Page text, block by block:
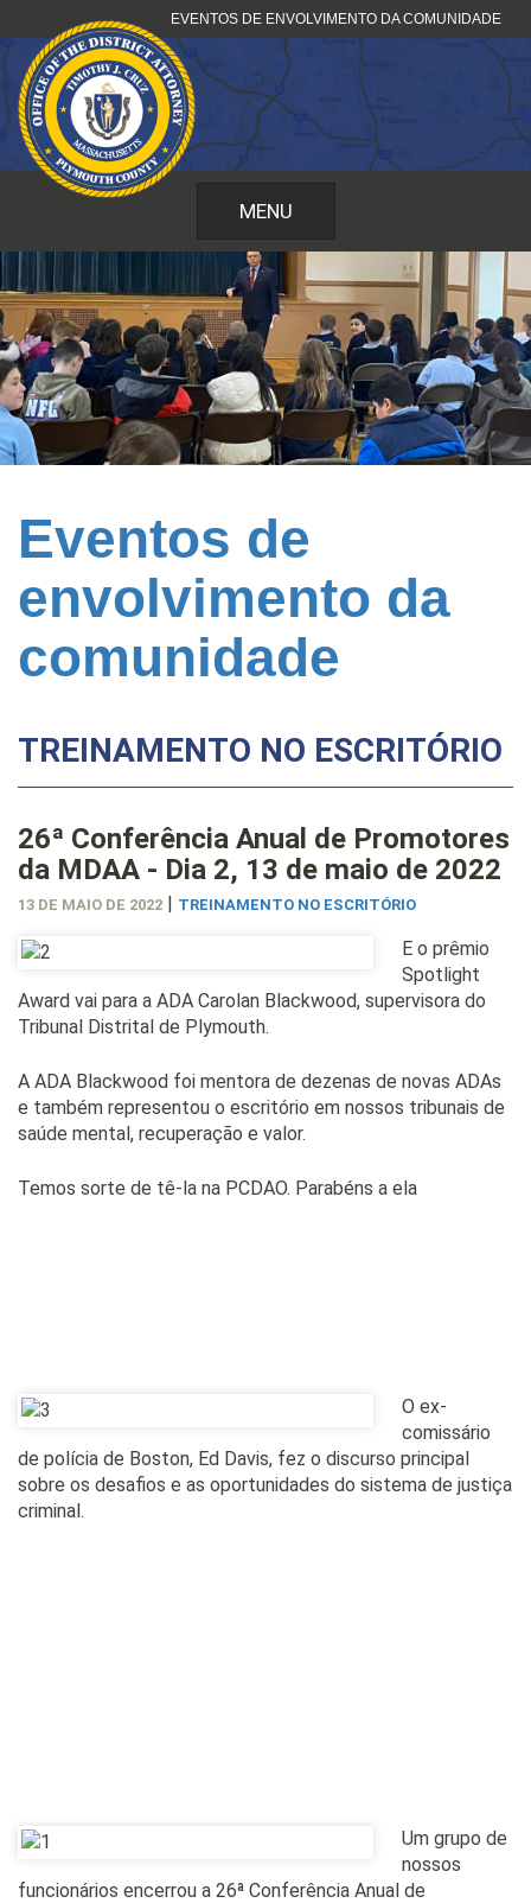
para
o
conteúdo
EVENTOS DE ENVOLVIMENTO DA COMUNIDADE
MENU
Eventos de
envolvimento da
comunidade
TREINAMENTO NO ESCRITÓRIO
26ª Conferência Anual de Promotores
da MDAA - Dia 2, 13 de maio de 2022
13 DE MAIO DE 2022 | TREINAMENTO NO ESCRITÓRIO
E o prêmio
Spotlight
Award vai para a ADA Carolan Blackwood, supervisora do
Tribunal Distrital de Plymouth.
A ADA Blackwood foi mentora de dezenas de novas ADAs
e também representou o escritório em nossos tribunais de
saúde mental, recuperação e valor.
Temos sorte de tê-la na PCDAO. Parabéns a ela
O ex-
comissário
de polícia de Boston, Ed Davis, fez o discurso principal
sobre os desafios e as oportunidades do sistema de justiça
criminal.
Um grupo de
nossos
funcionários encerrou a 26ª Conferência Anual de